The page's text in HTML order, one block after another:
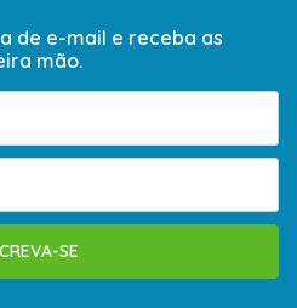
de e-mail e receba as
mão.
SE